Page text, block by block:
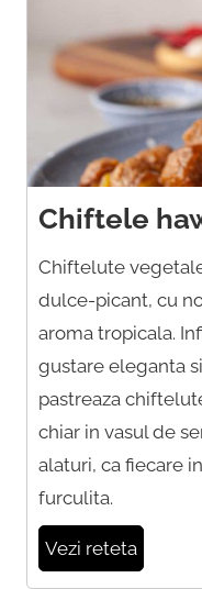
Chiftele
Chiftelute
dulce-picant, cu
aroma tropicala.
gustare eleganta
pastreaza
chiar in vasul de
alaturi, ca fiecare
furculita.
Vezi reteta